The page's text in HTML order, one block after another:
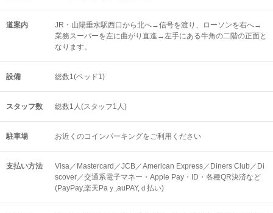
道案内
JR・山陽垂水駅西口から北へ→信号を渡り、ローソンを右へ→
業務スーパーを左に曲がり直進→左手にある牛角の二階の正面と
なります。
設備 総数1(ベッド1)
スタッフ数 総数1人(スタッフ1人)
駐車場 お近くのコインパーキングをご利用ください
支払い方法
Visa／Mastercard／JCB／American Express／Diners Club／Di
scover／交通系電子マネー・Apple Pay・ID・各種QR決済など
(PayPay,楽天Paｙ,auPAY,ｄ払い)